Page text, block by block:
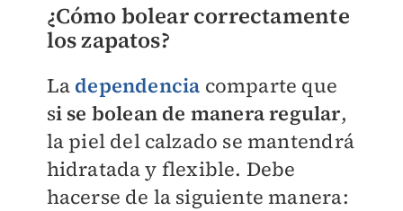
¿Cómo bolear correctamente
los zapatos?
La dependencia comparte que
si se bolean de manera regular,
la piel del calzado se mantendrá
hidratada y flexible. Debe
hacerse de la siguiente manera: